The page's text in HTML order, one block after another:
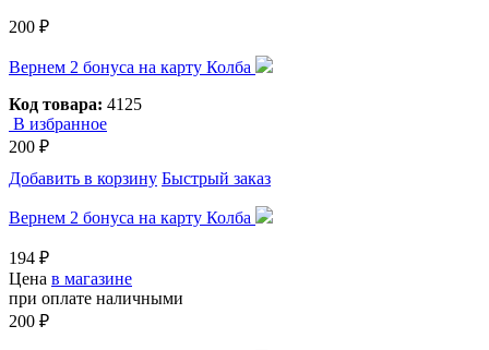
200 ₽
Вернем 2 бонуса на карту Колба
Код товара: 4125
В избранное
200 ₽
Добавить в корзину Быстрый заказ
Вернем 2 бонуса на карту Колба
194 ₽
Цена в магазине
при оплате наличными
200 ₽